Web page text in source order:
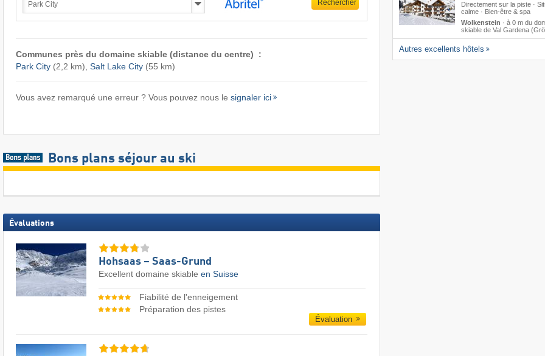
Communes près du domaine skiable (distance du centre) :
Park City(2,2 km), Salt Lake City(55 km)
Vous avez remarqué une erreur ? Vous pouvez nous le signaler ici
Bons plans séjour au ski
Évaluations
Hohsaas – Saas-Grund
Excellent domaine skiable en Suisse
Fiabilité de l'enneigement
Préparation des pistes
Évaluation
Directement sur la piste ·
calme · Bien-être & spa
Wolkenstein · à 0 m du
skiable de Val Gardena
Autres excellents hôtels